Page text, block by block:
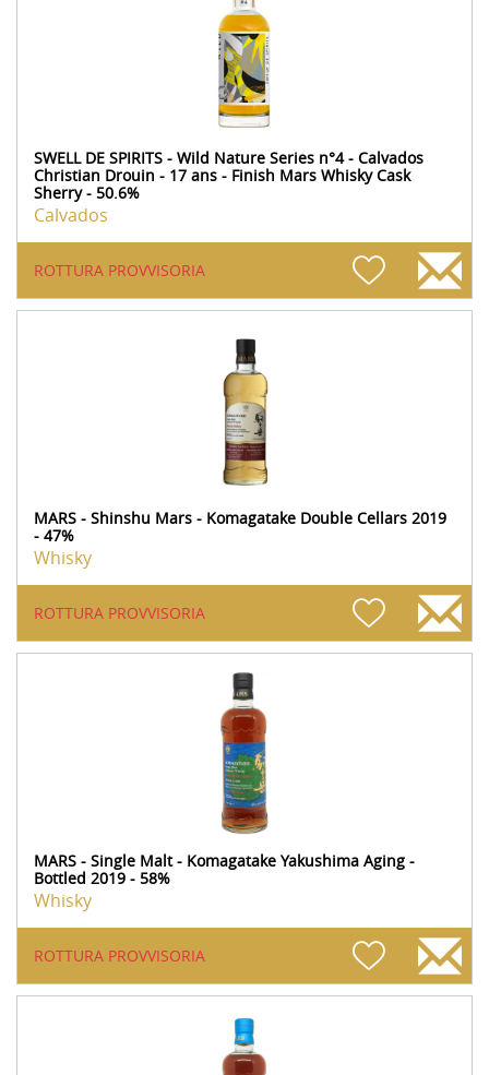
SWELL DE SPIRITS - Wild Nature Series n°4 - Calvados
Christian Drouin - 17 ans - Finish Mars Whisky Cask
Sherry - 50.6%
Calvados
ROTTURA PROVVISORIA
MARS - Shinshu Mars - Komagatake Double Cellars 2019
- 47%
Whisky
ROTTURA PROVVISORIA
MARS - Single Malt - Komagatake Yakushima Aging -
Bottled 2019 - 58%
Whisky
ROTTURA PROVVISORIA